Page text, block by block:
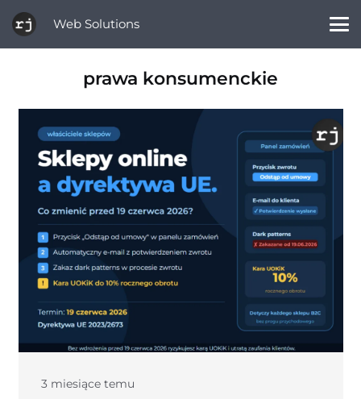
Web Solutions
prawa konsumenckie
3 miesiące temu